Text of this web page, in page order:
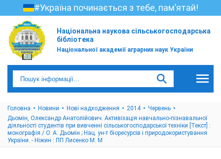
#Україна починається з тебе, пам’ятай!
Національна наукова сільськогосподарська
бібліотека
Національної академії аграрних наук України
Головна Новини Нові надходження 2014
Червень
Дьомін, Олександр Анатолійович. Активізація навчально-пізнавальної
діяльності студентів при вивченні сільськогосподарської техніки [Текст] :
монографія / О. А. Дьомін ; Нац. ун-т біоресурсів і природокористування
України. - Ніжин : ПП Лисенко М. М